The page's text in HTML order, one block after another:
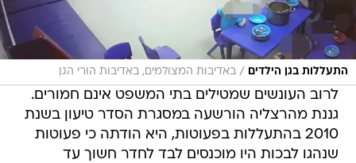
התעללות בגן הילדים / באדיבות המצולמים, באדיבות הורי הגן
לרוב העונשים שמטילים בתי המשפט אינם חמורים.
גננת מהרצליה הורשעה במסגרת הסדר טיעון בשנת
2010 בהתעללות בפעוטות, היא הודתה כי פעוטות
שנהגו לבכות היו מוכנסים לבד לחדר חשוך עד